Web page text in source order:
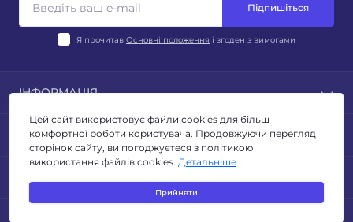
Підпишіться
Я прочитав Основні положення і згоден з вимогами
ІНФОРМАЦІЯ
Блог
Відгуки
Умови повернення
Політика конфиденційності
Публічна оферта
ПОПУЛЯРНЕ
ЛІХТАРІ
ТУРИЗМ ТА КЕМПІНГ
ОСВІТЛЕННЯ
Адреса для листів: м. Київ, бульвар Миколи Руденка
Цей сайт використовує файли cookies для більш
комфортної роботи користувача. Продовжуючи перегляд
сторінок сайту, ви погоджуєтеся з політикою
використання файлів cookies. Детальніше
Прийняти